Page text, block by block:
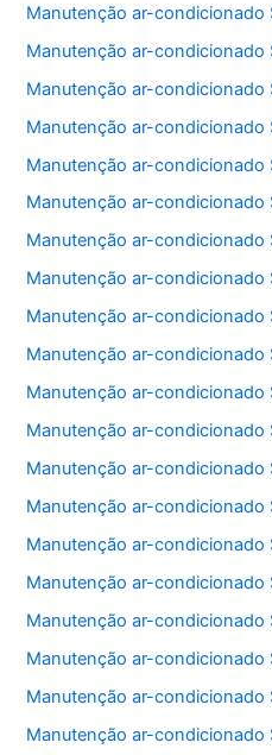
Manutenção ar-condicionado
Manutenção ar-condicionado
Manutenção ar-condicionado
Manutenção ar-condicionado
Manutenção ar-condicionado
Manutenção ar-condicionado
Manutenção ar-condicionado
Manutenção ar-condicionado
Manutenção ar-condicionado
Manutenção ar-condicionado
Manutenção ar-condicionado
Manutenção ar-condicionado
Manutenção ar-condicionado
Manutenção ar-condicionado
Manutenção ar-condicionado
Manutenção ar-condicionado
Manutenção ar-condicionado
Manutenção ar-condicionado
Manutenção ar-condicionado
Manutenção ar-condicionado